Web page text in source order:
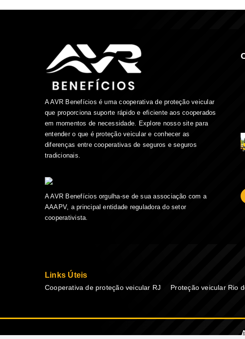
A AVR Benefícios é uma cooperativa de proteção veicular
que proporciona suporte rápido e eficiente aos cooperados
em momentos de necessidade. Explore nosso site para
entender o que é proteção veicular e conhecer as
diferenças entre cooperativas de seguros e seguros
tradicionais.
A AVR Benefícios orgulha-se de sua associação com a
AAAPV, a principal entidade reguladora do setor
cooperativista.
Links Úteis
Cooperativa de proteção veicular RJ Proteção veicular Rio